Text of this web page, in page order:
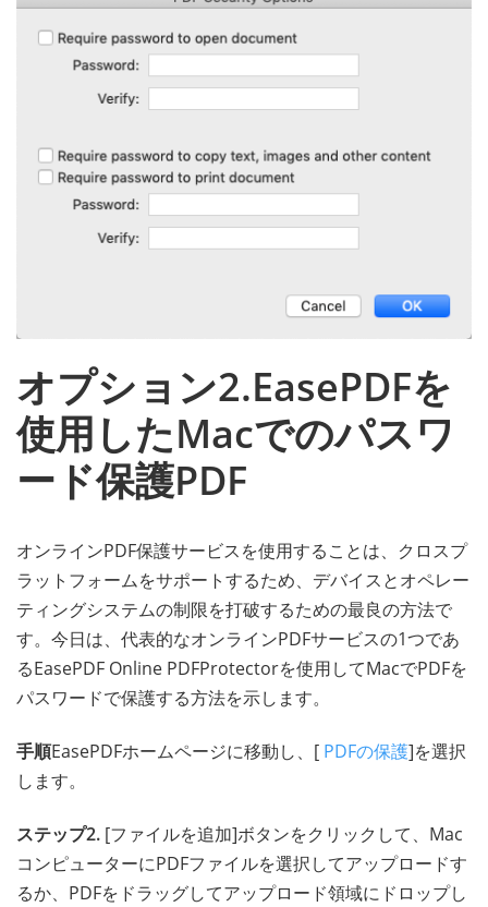
オプション2.EasePDFを
使用したMacでのパスワ
ード保護PDF
オンラインPDF保護サービスを使用することは、クロスプ
ラットフォームをサポートするため、デバイスとオペレー
ティングシステムの制限を打破するための最良の方法で
す。今日は、代表的なオンラインPDFサービスの1つであ
るEasePDF Online PDFProtectorを使用してMacでPDFを
パスワードで保護する方法を示します。
手順EasePDFホームページに移動し、[ PDFの保護]を選択
します。
ステップ2. [ファイルを追加]ボタンをクリックして、Mac
コンピューターにPDFファイルを選択してアップロードす
るか、PDFをドラッグしてアップロード領域にドロップし